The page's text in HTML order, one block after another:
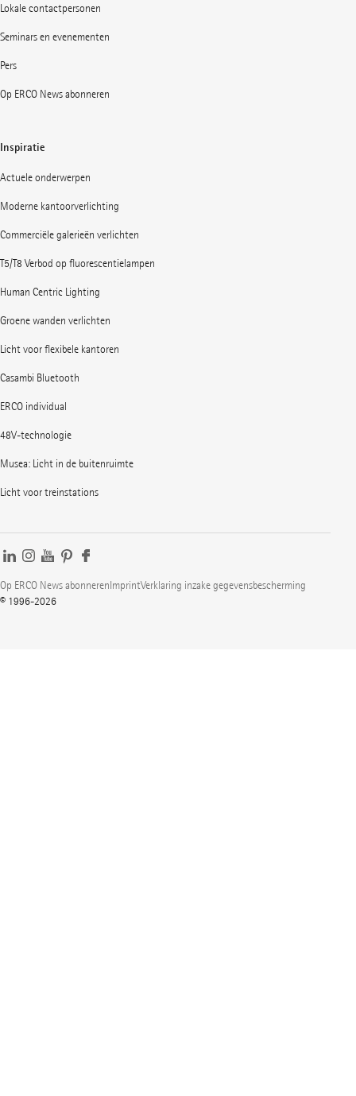
Lokale contactpersonen
Seminars en evenementen
Pers
Op ERCO News abonneren
Inspiratie
Actuele onderwerpen
Moderne kantoorverlichting
Commerciële galerieën verlichten
T5/T8 Verbod op fluorescentielampen
Human Centric Lighting
Groene wanden verlichten
Licht voor flexibele kantoren
Casambi Bluetooth
ERCO individual
48V-technologie
Musea: Licht in de buitenruimte
Licht voor treinstations
Op ERCO News abonnerenImprintVerklaring inzake gegevensbescherming
© 1996-2026